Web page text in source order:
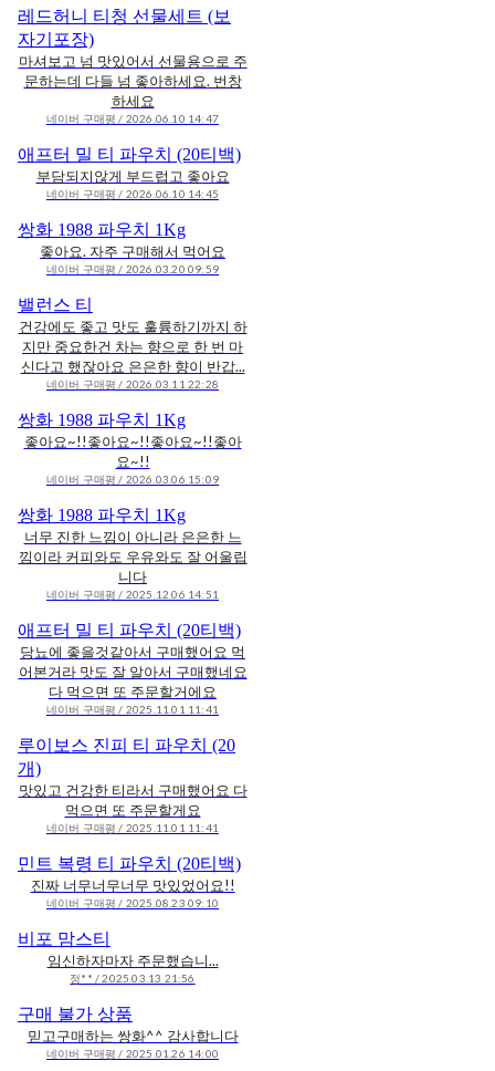
레드허니 티청 선물세트 (보
자기포장)
마셔보고 넘 맛있어서 선물용으로 주
문하는데 다들 넘 좋아하세요. 번창
하세요
네이버 구매평 / 2026.06.10 14:47
애프터 밀 티 파우치 (20티백)
부담되지않게 부드럽고 좋아요
네이버 구매평 / 2026.06.10 14:45
쌍화 1988 파우치 1Kg
좋아요. 자주 구매해서 먹어요
네이버 구매평 / 2026.03.20 09:59
밸런스 티
건강에도 좋고 맛도 훌륭하기까지 하
지만 중요한건 차는 향으로 한 번 마
신다고 했잖아요 은은한 향이 반갑...
네이버 구매평 / 2026.03.11 22:28
쌍화 1988 파우치 1Kg
좋아요~!!좋아요~!!좋아요~!!좋아
요~!!
네이버 구매평 / 2026.03.06 15:09
쌍화 1988 파우치 1Kg
너무 진한 느낌이 아니라 은은한 느
낌이라 커피와도 우유와도 잘 어울립
니다
네이버 구매평 / 2025.12.06 14:51
애프터 밀 티 파우치 (20티백)
당뇨에 좋을것같아서 구매했어요 먹
어본거라 맛도 잘 알아서 구매했네요
다 먹으면 또 주문할거에요
네이버 구매평 / 2025.11.01 11:41
루이보스 진피 티 파우치 (20
개)
맛있고 건강한 티라서 구매했어요 다
먹으면 또 주문할게요
네이버 구매평 / 2025.11.01 11:41
민트 복령 티 파우치 (20티백)
진짜 너무너무너무 맛있었어요!!
네이버 구매평 / 2025.08.23 09:10
비포 맘스티
임신하자마자 주문했습니...
정** / 2025.03.13 21:56
구매 불가 상품
믿고구매하는 쌍화^^ 감사합니다
네이버 구매평 / 2025.01.26 14:00